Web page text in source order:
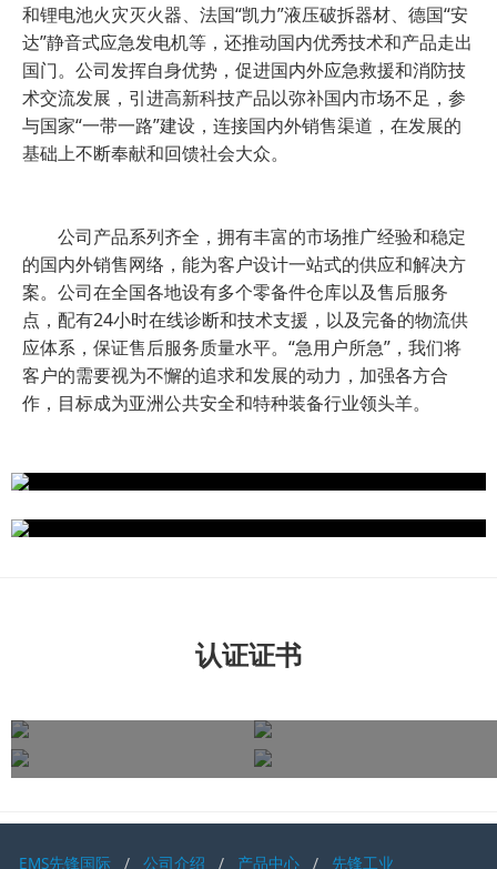
和锂电池火灾灭火器、法国“凯力”液压破拆器材、德国“安
达”静音式应急发电机等，还推动国内优秀技术和产品走出
国门。公司发挥自身优势，促进国内外应急救援和消防技
术交流发展，引进高新科技产品以弥补国内市场不足，参
与国家“一带一路”建设，连接国内外销售渠道，在发展的
基础上不断奉献和回馈社会大众。
公司产品系列齐全，拥有丰富的市场推广经验和稳定
的国内外销售网络，能为客户设计一站式的供应和解决方
案。公司在全国各地设有多个零备件仓库以及售后服务
点，配有24小时在线诊断和技术支援，以及完备的物流供
应体系，保证售后服务质量水平。“急用户所急”，我们将
客户的需要视为不懈的追求和发展的动力，加强各方合
作，目标成为亚洲公共安全和特种装备行业领头羊。
认证证书
EMS先锋国际 公司介绍 产品中心 先锋工业